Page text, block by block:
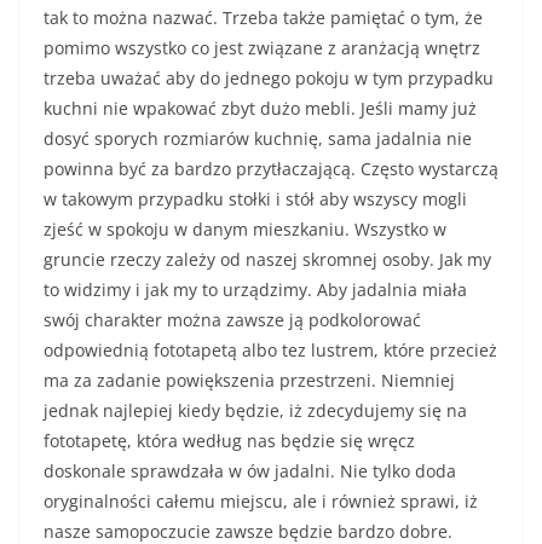
tak to można nazwać. Trzeba także pamiętać o tym, że
pomimo wszystko co jest związane z aranżacją wnętrz
trzeba uważać aby do jednego pokoju w tym przypadku
kuchni nie wpakować zbyt dużo mebli. Jeśli mamy już
dosyć sporych rozmiarów kuchnię, sama jadalnia nie
powinna być za bardzo przytłaczającą. Często wystarczą
w takowym przypadku stołki i stół aby wszyscy mogli
zjeść w spokoju w danym mieszkaniu. Wszystko w
gruncie rzeczy zależy od naszej skromnej osoby. Jak my
to widzimy i jak my to urządzimy. Aby jadalnia miała
swój charakter można zawsze ją podkolorować
odpowiednią fototapetą albo tez lustrem, które przecież
ma za zadanie powiększenia przestrzeni. Niemniej
jednak najlepiej kiedy będzie, iż zdecydujemy się na
fototapetę, która według nas będzie się wręcz
doskonale sprawdzała w ów jadalni. Nie tylko doda
oryginalności całemu miejscu, ale i również sprawi, iż
nasze samopoczucie zawsze będzie bardzo dobre.